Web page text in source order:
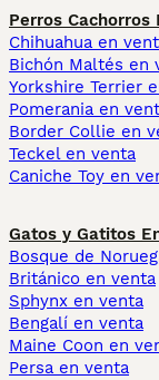
Perros Cachorros
Chihuahua en
Bichón Maltés en
Yorkshire Terrier
Pomerania en
Border Collie en
Teckel en venta
Caniche Toy en
Gatos y Gatitos
Bosque de
Británico en venta
Sphynx en venta
Bengalí en venta
Maine Coon en
Persa en venta